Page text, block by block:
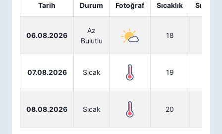
Tarih Durum Fotoğraf
Sıcaklık
Sıcaklık
06.08.2026
Az
Bulutlu
18
07.08.2026 Sıcak 19
08.08.2026 Sıcak 20